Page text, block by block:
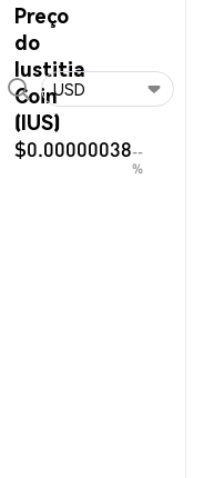
Preço
do
Iustitia
Coin
(IUS)
$0.00000038--
%
USD